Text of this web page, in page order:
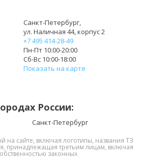
Санкт-Петербург,
ул. Наличная 44, корпус 2
+7 495 414-28-49
Пн-Пт 10:00-20:00
Сб-Вс 10:00-18:00
Показать на карте
России:
Санкт-Петербург
на сайте, включая логотипы, названия ТЗ
принадлежащая третьим лицам, включая
законных